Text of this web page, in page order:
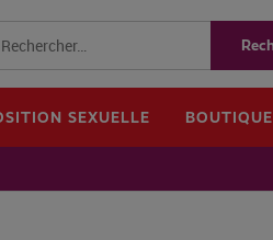
SEXUELLE BOUTIQUE